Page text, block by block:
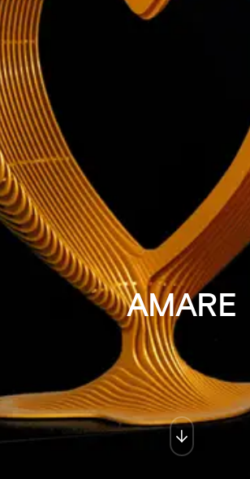
AMARE